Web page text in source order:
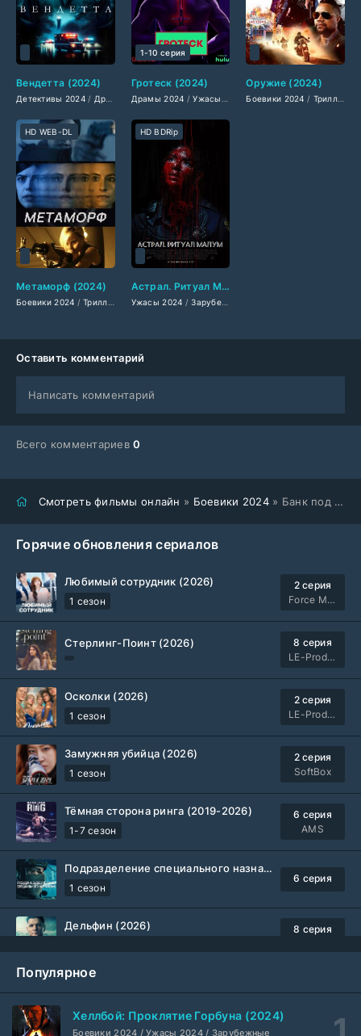
Вендетта (2024)
Детективы 2024/ Драмы 2024 /Криминальные фильмы 2024/Триллеры 2024
Гротеск (2024)
Драмы 2024 /Ужасы 2024 /Сериалы 2024/Фильмы
1-10 серия
Оружие (2024)
Боевики 2024 / Триллеры 2024
Метаморф (2024)
Боевики 2024 /Триллеры 2024 /Фантастические 2024
HD WEB-DL
Астрал. Ритуал Малум (2024)
Ужасы 2024 /Зарубежные фильмы 2024
HD BDRip
Оставить комментарий
Написать комментарий
Всего комментариев0
Смотреть фильмы онлайн » Боевики 2024» Банк под осадой (2024)
Горячие обновления сериалов
Любимый сотрудник (2026)
1 сезон
2 серия
Force Media
Стерлинг-Поинт (2026)
8 серия
LE-Production
Осколки (2026)
1 сезон
2 серия
LE-Production
Замужняя убийца (2026)
1 сезон
2 серия
SoftBox
Тёмная сторона ринга (2019-2026)
1-7 сезон
6 серия
AMS
Подразделение специального назначения (2026)
1 сезон
6 серия
Дельфин (2026)
8 серия
Популярное
Хеллбой: Проклятие Горбуна (2024)
Боевики 2024 / Ужасы 2024 / Зарубежные